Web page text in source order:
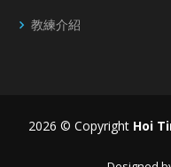
教練介紹
2026 © Copyright Hoi